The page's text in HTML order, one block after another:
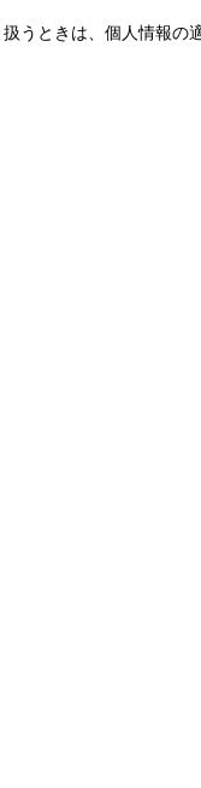
うときは、個人情報の